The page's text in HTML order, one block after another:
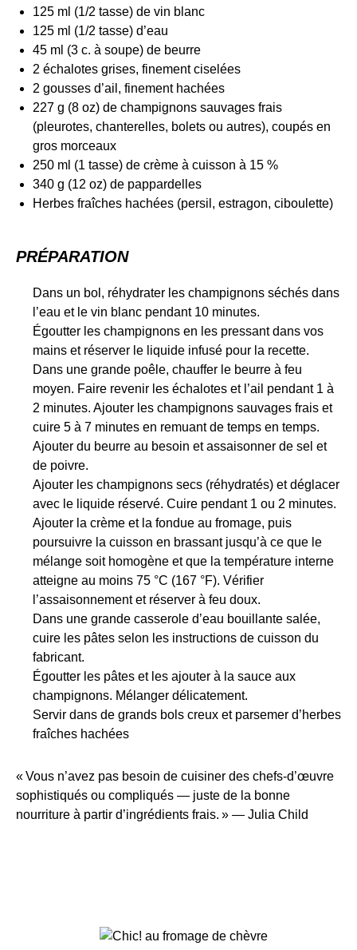
125 ml (1/2 tasse) de vin blanc
125 ml (1/2 tasse) d’eau
45 ml (3 c. à soupe) de beurre
2 échalotes grises, finement ciselées
2 gousses d’ail, finement hachées
227 g (8 oz) de champignons sauvages frais
(pleurotes, chanterelles, bolets ou autres), coupés en
gros morceaux
250 ml (1 tasse) de crème à cuisson à 15 %
340 g (12 oz) de pappardelles
Herbes fraîches hachées (persil, estragon, ciboulette)
PRÉPARATION
Dans un bol, réhydrater les champignons séchés dans
l’eau et le vin blanc pendant 10 minutes.
Égoutter les champignons en les pressant dans vos
mains et réserver le liquide infusé pour la recette.
Dans une grande poêle, chauffer le beurre à feu
moyen. Faire revenir les échalotes et l’ail pendant 1 à
2 minutes. Ajouter les champignons sauvages frais et
cuire 5 à 7 minutes en remuant de temps en temps.
Ajouter du beurre au besoin et assaisonner de sel et
de poivre.
Ajouter les champignons secs (réhydratés) et déglacer
avec le liquide réservé. Cuire pendant 1 ou 2 minutes.
Ajouter la crème et la fondue au fromage, puis
poursuivre la cuisson en brassant jusqu’à ce que le
mélange soit homogène et que la température interne
atteigne au moins 75 °C (167 °F). Vérifier
l’assaisonnement et réserver à feu doux.
Dans une grande casserole d’eau bouillante salée,
cuire les pâtes selon les instructions de cuisson du
fabricant.
Égoutter les pâtes et les ajouter à la sauce aux
champignons. Mélanger délicatement.
Servir dans de grands bols creux et parsemer d’herbes
fraîches hachées
« Vous n’avez pas besoin de cuisiner des chefs-d’œuvre
sophistiqués ou compliqués — juste de la bonne
nourriture à partir d’ingrédients frais. » — Julia Child